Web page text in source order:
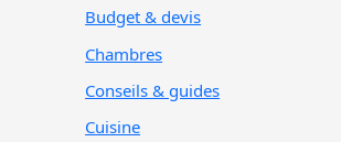
Budget & devis
Chambres
Conseils & guides
Cuisine